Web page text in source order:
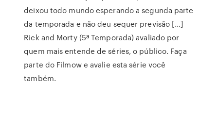
deixou todo mundo esperando a segunda parte
da temporada e não deu sequer previsão […]
Rick and Morty (5ª Temporada) avaliado por
quem mais entende de séries, o público. Faça
parte do Filmow e avalie esta série você
também.